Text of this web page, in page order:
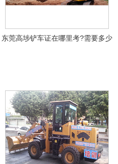
东莞高埗铲车证在哪里考?需要多少